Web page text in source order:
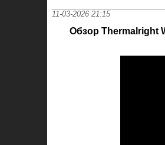
11-03-2026 21:15
Обзор Thermalright